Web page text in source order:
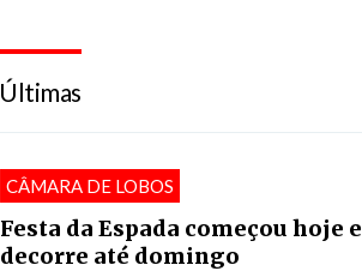
Últimas
CÂMARA DE LOBOS
Festa da Espada começou hoje e
decorre até domingo